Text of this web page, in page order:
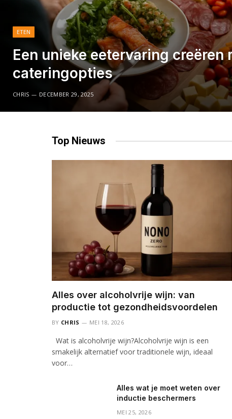
ETEN
Een unieke eetervaring
cateringopties
CHRIS DECEMBER 29, 2025
Top Nieuws
Alles over alcoholvrije wijn: van
productie tot gezondheidsvoordelen
BY CHRIS MEI 18, 2026
Wat is alcoholvrije wijn?Alcoholvrije wijn is een
smakelijk alternatief voor traditionele wijn, ideaal
voor…
Alles wat je moet weten over
inductie beschermers
MEI 25, 2026